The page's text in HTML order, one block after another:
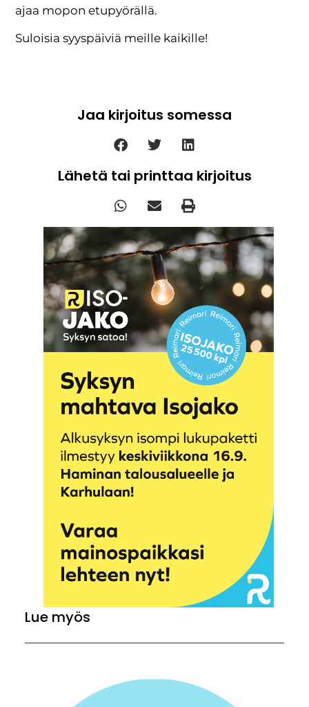
ajaa mopon etupyörällä.
Suloisia syyspäiviä meille kaikille!
Jaa kirjoitus somessa
Lähetä tai printtaa kirjoitus
Lue myös